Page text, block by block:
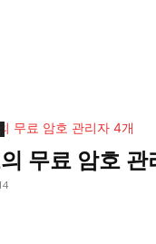
무료 암호 관